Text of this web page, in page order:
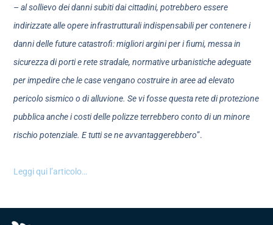
– al sollievo dei danni subiti dai cittadini, potrebbero essere
indirizzate alle opere infrastrutturali indispensabili per contenere i
danni delle future catastrofi: migliori argini per i fiumi, messa in
sicurezza di porti e rete stradale, normative urbanistiche adeguate
per impedire che le case vengano costruire in aree ad elevato
pericolo sismico o di alluvione. Se vi fosse questa rete di protezione
pubblica anche i costi delle polizze terrebbero conto di un minore
rischio potenziale. E tutti se ne avvantaggerebbero”.
Leggi qui l’articolo…